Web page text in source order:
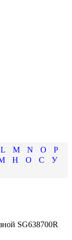
L M N O
P
Н О С
У
SG638700R